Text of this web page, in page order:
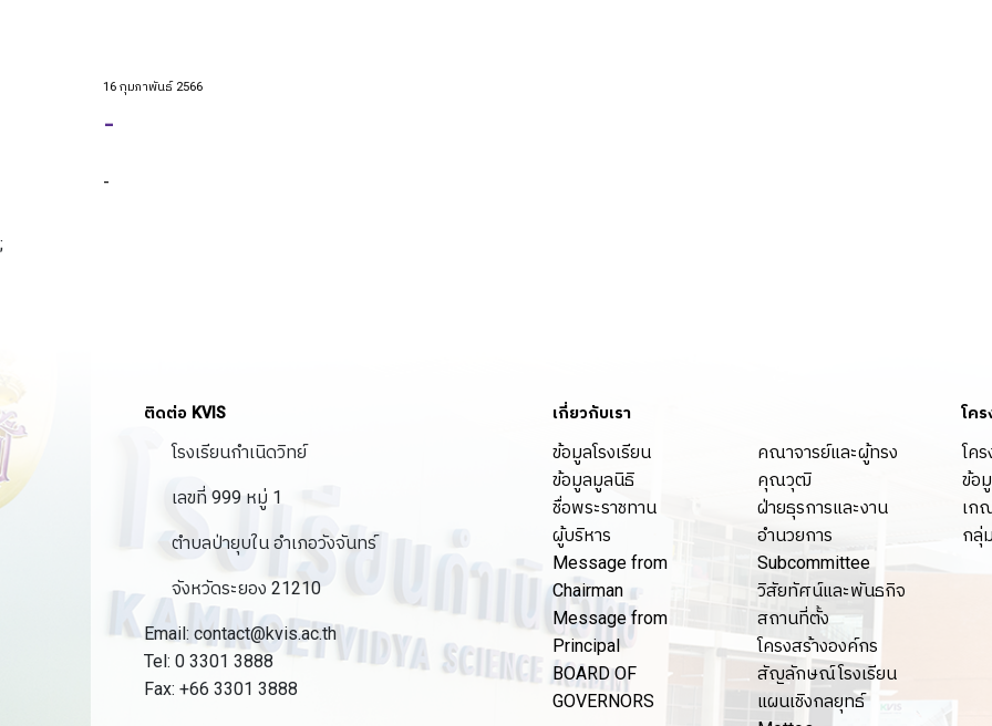
16 กุมภาพันธ์ 2566
-
-
;
ติดต่อ KVIS
โรงเรียนกำเนิดวิทย์
เลขที่ 999 หมู่ 1
ตำบลป่ายุบใน อำเภอวังจันทร์
จังหวัดระยอง 21210
Email: contact@kvis.ac.th
Tel: 0 3301 3888
Fax: +66 3301 3888
เกี่ยวกับเรา
ข้อมูลโรงเรียน
ข้อมูลมูลนิธิ
ชื่อพระราชทาน
ผู้บริหาร
Message from
Chairman
Message from
Principal
BOARD OF
GOVERNORS
คณาจารย์และผู้ทรง
คุณวุฒิ
ฝ่ายธุรการและงาน
อำนวยการ
Subcommittee
วิสัยทัศน์และพันธกิจ
สถานที่ตั้ง
โครงสร้างองค์กร
สัญลักษณ์โรงเรียน
แผนเชิงกลยุทธ์
โค
โค
ข้อ
เก
กลุ่